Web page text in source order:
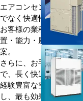
エアコンセンターAC
でなく快適性と機能性
お客様の業種や施設の
置・能力・風向きなど
案。
さらに、お手入れのし
で、長く快適にご使用
経験豊富な空調技術者
し、最も効果的で効率